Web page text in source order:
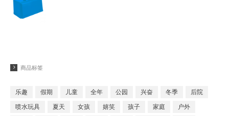
商品标签
乐趣 假期 儿童 全年 公园 兴奋 冬季 后院
喷水玩具 夏天 女孩 嬉笑 孩子 家庭 户外